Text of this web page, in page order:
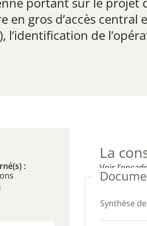
gros d’accès
de
:
La
Voir
Synthèse